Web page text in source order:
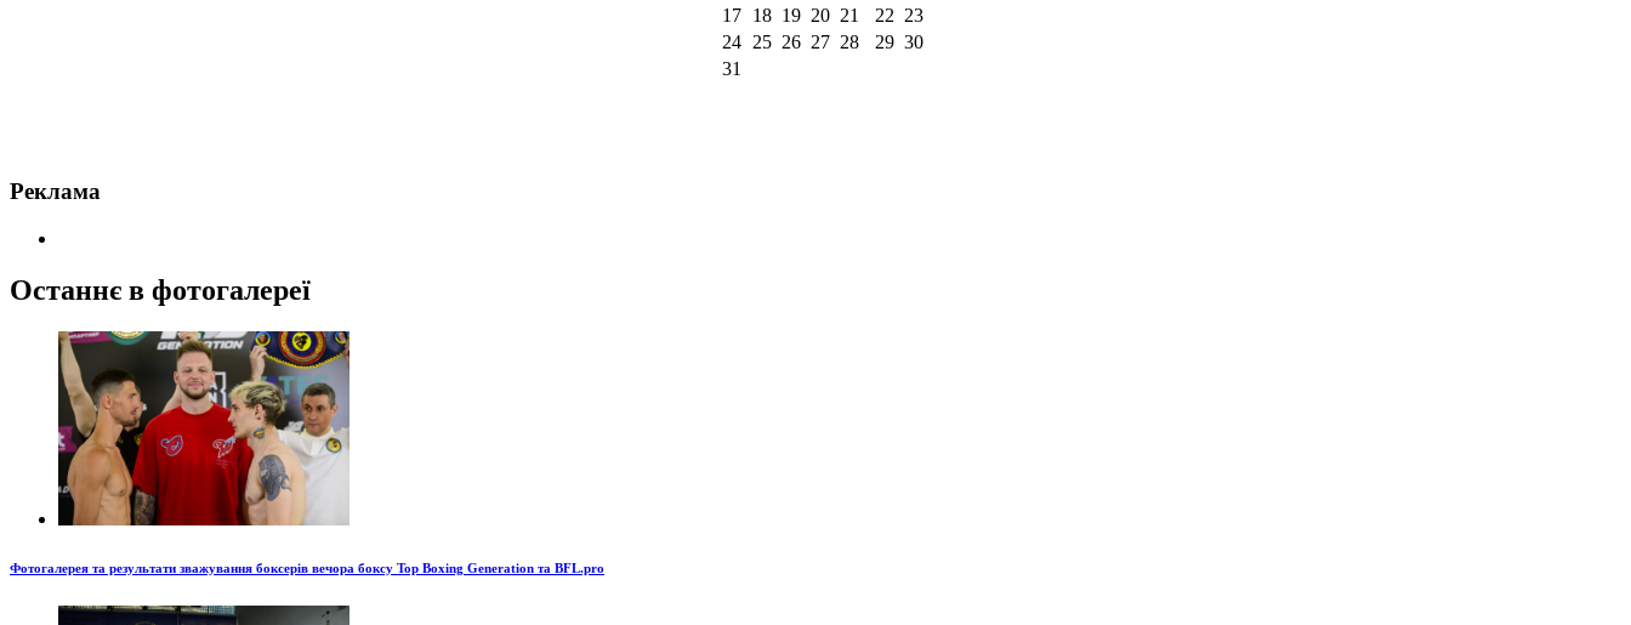
17
18 19 20 21 22 23
24
25 26 27 28 29 30
31
Реклама
Останнє в фотогалереї
Фотогалерея та результати зважування боксерів вечора боксу Top Boxing Generation та BFL.pro